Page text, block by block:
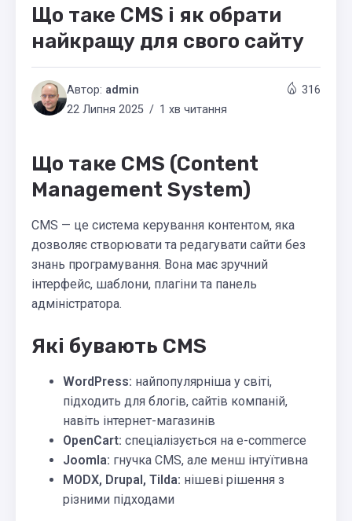
Що таке CMS і як обрати
найкращу для свого сайту
Автор: admin
22 Липня 2025
1 хв читання
316
Що таке CMS (Content
Management System)
CMS — це система керування контентом, яка
дозволяє створювати та редагувати сайти без
знань програмування. Вона має зручний
інтерфейс, шаблони, плагіни та панель
адміністратора.
Які бувають CMS
WordPress: найпопулярніша у світі,
підходить для блогів, сайтів компаній,
навіть інтернет-магазинів
OpenCart: спеціалізується на e-commerce
Joomla: гнучка CMS, але менш інтуїтивна
MODX, Drupal, Tilda: нішеві рішення з
різними підходами